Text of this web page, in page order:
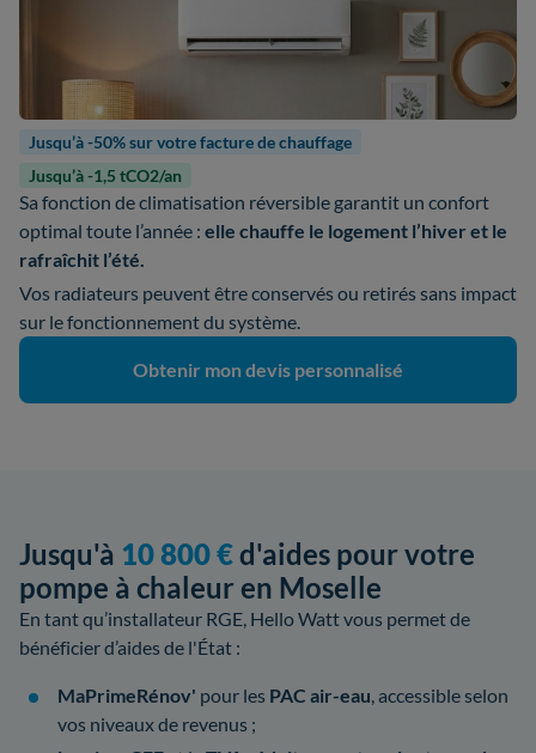
Jusqu’à -50% sur votre facture de chauffage
Jusqu’à -1,5 tCO2/an
Sa fonction de climatisation réversible garantit un confort
optimal toute l’année : elle chauffe le logement l’hiver et le
rafraîchit l’été.
Vos radiateurs peuvent être conservés ou retirés sans impact
sur le fonctionnement du système.
Obtenir mon devis personnalisé
Jusqu'à 10 800 €d'aides pour votre
pompe à chaleur en Moselle
En tant qu’installateur RGE, Hello Watt vous permet de
bénéficier d’aides de l'État :
MaPrimeRénov' pour les PAC air-eau, accessible selon
vos niveaux de revenus ;